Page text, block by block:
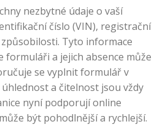
nezbytné údaje o vaší
číslo (VIN), registrační
Tyto informace
formuláři a jejich absence může
se vyplnit formulář v
a čitelnost jsou vždy
nyní podporují online
být pohodlnější a rychlejší.